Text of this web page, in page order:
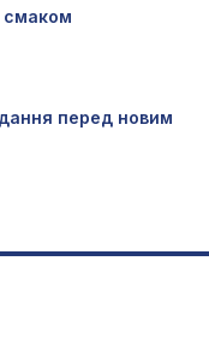
смаком
перед новим